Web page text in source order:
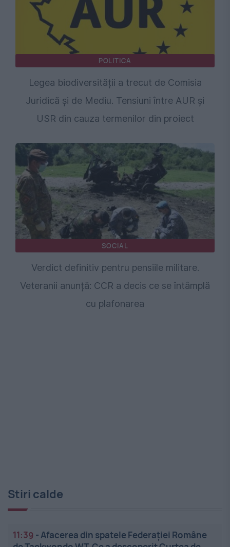
POLITICA
Legea biodiversității a trecut de Comisia
Juridică și de Mediu. Tensiuni între AUR și
USR din cauza termenilor din proiect
SOCIAL
Verdict definitiv pentru pensiile militare.
Veteranii anunță: CCR a decis ce se întâmplă
cu plafonarea
Stiri calde
11:39 -Afacerea din spatele Federației Române